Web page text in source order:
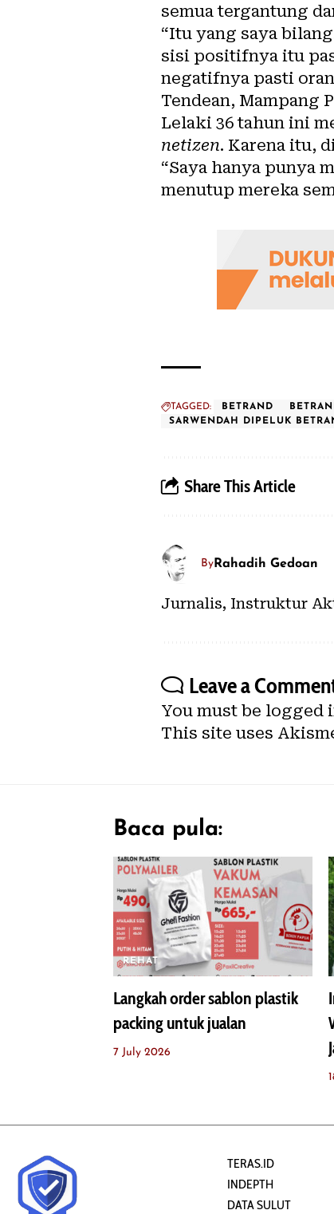
semua tergantung
“Itu yang saya
sisi positifnya itu
negatifnya pasti
Tendean, Mampang
Lelaki 36 tahun ini
netizen. Karena itu,
“Saya hanya punya
menutup mereka
TAGGED: BETRAND
SARWENDAH DIPELUK
Share This Article
By Rahadih Gedoan
Jurnalis, Instruktur
Leave a
You must be logged
This site uses
Baca pula:
REHAT
Langkah order sablon plastik
packing untuk jualan
7 July 2026
TERAS.ID
INDEPTH
DATA SULUT